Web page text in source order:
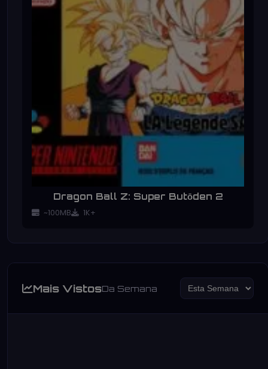
Dragon Ball Z: Super Butōden 2
~100MB 1K+
Mais VistosDa Semana